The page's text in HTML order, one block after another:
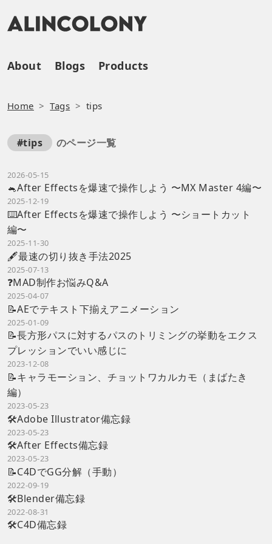
About Blogs Products
Home Tags tips
#tips のページ一覧
2026-05-15
🐁After Effectsを爆速で操作しよう 〜MX Master 4編〜
2025-12-19
⌨️After Effectsを爆速で操作しよう 〜ショートカット
編〜
2025-11-30
🖋️最速の切り抜き手法2025
2025-07-13
❓MAD制作お悩みQ&A
2025-04-07
📝AEでテキスト下揃えアニメーション
2025-01-09
📝長方形パスに対するパスのトリミングの挙動をエクス
プレッションでいい感じに
2023-12-08
📝キャラモーション、チョットワカルカモ（まばたき
編）
2023-05-23
🛠️Adobe Illustrator備忘録
2023-05-23
🛠️After Effects備忘録
2023-05-23
📝C4DでGG分解（手動）
2022-09-19
🛠️Blender備忘録
2022-08-31
🛠️C4D備忘録